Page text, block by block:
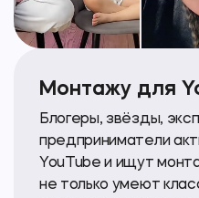
Монтажу для
Блогеры, звёзды,
предприниматели
YouTube и ищут
не только умеют